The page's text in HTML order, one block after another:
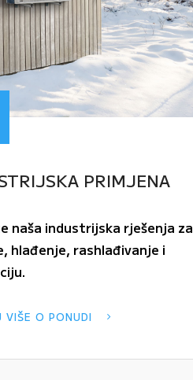
PRIMJENA
naša industrijska rješenja za
hlađenje, rashlađivanje i
VIŠE O PONUDI